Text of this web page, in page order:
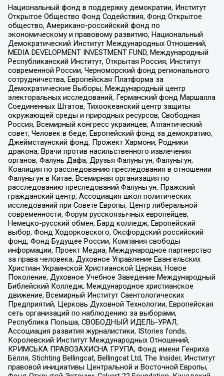
Национальный фонд в поддержку демократии, Институт
Открытое Общество Фонд Содействия, Фонд Открытое
общество, Американо-российский фонд по
экономическому и правовому развитию, Национальный
Демократический Институт Международных Отношений,
MEDIA DEVELOPMENT INVESTMENT FUND, Международный
Республиканский Институт, Открытая Россия, Институт
современной России, Черноморский фонд регионального
сотрудничества, Европейская Платформа за
Демократические Выборы, Международный центр
электоральных исследований, Германский фонд Маршалла
Соединенных Штатов, Тихоокеанский центр защиты
окружающей среды и природных ресурсов, Свободная
Россия, Всемирный конгресс украинцев, Атлантический
совет, Человек в беде, Европейский фонд за демократию,
Джеймстаунский фонд, Прожект Хармони, Родники
дракона, Врачи против насильственного извлечения
органов, Фалунь Дафа, Друзья Фалуньгун, Фалуньгун,
Коалиция по расследованию преследования в отношении
Фалуньгун в Китае, Всемирная организация по
расследованию преследований Фалуньгун, Пражский
гражданский центр, Ассоциация школ политических
исследований при Совете Европы, Центр либеральной
современности, Форум русскоязычных европейцев,
Немецко-русский обмен, Бард колледж, Европейский
выбор, Фонд Ходорковского, Оксфордский российский
фонд, Фонд Будущее России, Компания свободы
информации, Проект Медиа, Международное партнерство
за права человека, Духовное Управление Евангельских
Христиан Украинской Христианской Церкви, Новое
Поколение, Духовное Учебное Заведение Международный
Библейский Колледж, Международное христианское
движение, Всемирный Институт Саентологических
Предприятий, Церковь Духовной Технологии, Европейская
сеть организаций по наблюдению за выборами,
Республика Польша, СВОБОДНЫЙ ИДЕЛЬ-УРАЛ,
Ассоциация развития журналистики, IStories fonds,
Королевский Институт Международных Отношений,
КРИМСЬКА ПРАВОЗАХИСНА ГРУПА, Фонд имени Генриха
Бёлля, Stichting Bellingcat, Bellingcat Ltd, The Insider, Институт
правовой инициативы Центральной и Восточной Европы,